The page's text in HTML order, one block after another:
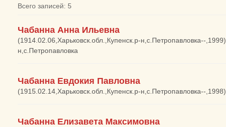
Всего записей: 5
Чабанна Анна Ильевна
(1914.02.06,Харьковск.обл.,Купенск.р-н,с.Петропавловка--
н,с.Петропавловка
Чабанна Евдокия Павловна
(1915.02.14,Харьковск.обл.,Купенск.р-н,с.Петропавловка--
Чабанна Елизавета Максимовна